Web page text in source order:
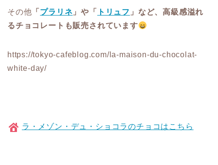
その他 「 プラリネ 」や「 トリュフ 」など、高級感溢れ
るチョコレートも販売されています
https://tokyo-cafeblog.com/la-maison-du-chocolat-
white-day/
ラ・メゾン・デュ・ショコラのチョコはこちら